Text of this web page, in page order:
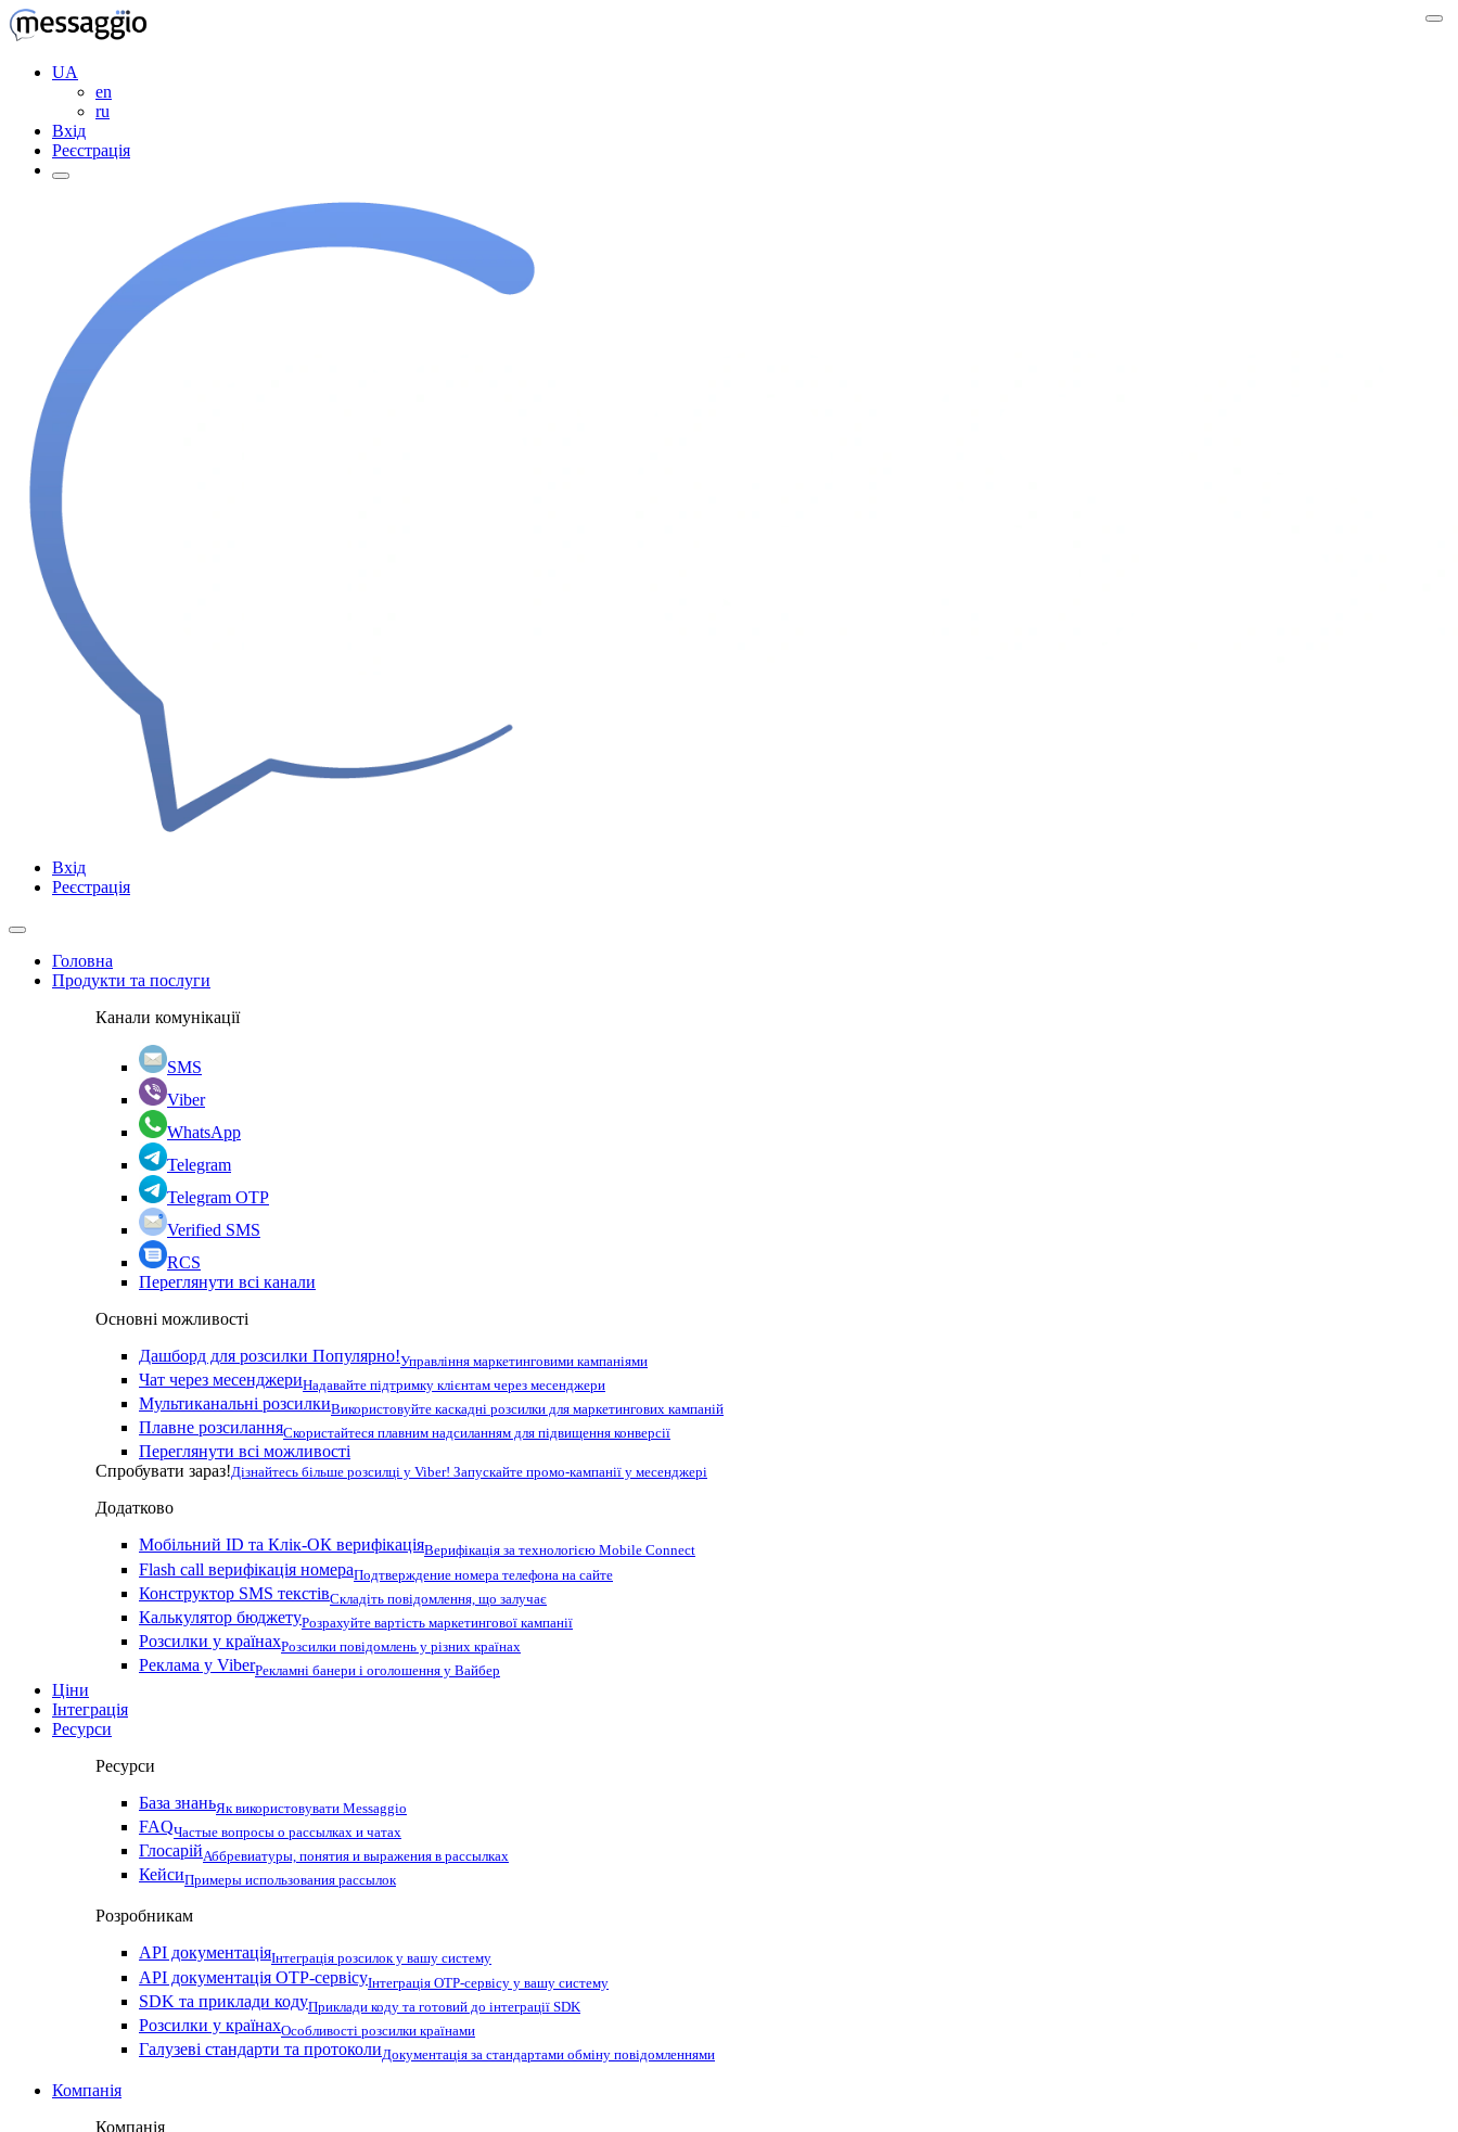
UA
en
ru
Вхід
Реєстрація
Вхід
Реєстрація
Головна
Продукти та послуги
Канали комунікації
SMS
Viber
WhatsApp
Telegram
Telegram OTP
Verified SMS
RCS
Переглянути всі канали
Основні можливості
Дашборд для розсилки Популярно!Управління маркетинговими кампаніями
Чат через месенджериНадавайте підтримку клієнтам через месенджери
Мультиканальні розсилкиВикористовуйте каскадні розсилки для маркетингових кампаній
Плавне розсиланняСкористайтеся плавним надсиланням для підвищення конверсії
Переглянути всі можливості
Спробувати зараз!Дізнайтесь більше розсилці у Viber! Запускайте промо-кампанії у месенджері
Додатково
Мобільний ID та Клік-ОК верифікаціяВерифікація за технологією Mobile Connect
Flash call верифікація номераПодтверждение номера телефона на сайте
Конструктор SMS текстівСкладіть повідомлення, що залучає
Калькулятор бюджетуРозрахуйте вартість маркетингової кампанії
Розсилки у країнахРозсилки повідомлень у різних країнах
Реклама у ViberРекламні банери і оголошення у Вайбер
Ціни
Інтеграція
Ресурси
Ресурси
База знаньЯк використовувати Messaggio
FAQЧастые вопросы о рассылках и чатах
ГлосарійАббревиатуры, понятия и выражения в рассылках
КейсиПримеры использования рассылок
Розробникам
API документаціяІнтеграція розсилок у вашу систему
API документація OTP-сервісуІнтеграція OTP-сервісу у вашу систему
SDK та приклади кодуПриклади коду та готовий до інтеграції SDK
Розсилки у країнахОсобливості розсилки країнами
Галузеві стандарти та протоколиДокументація за стандартами обміну повідомленнями
Компанія
Компанія